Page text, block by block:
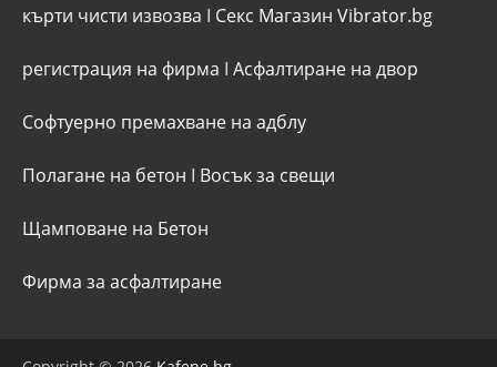
кърти чисти извозва I Секс Магазин Vibrator.bg
регистрация на фирма I Асфалтиране на двор
Софтуерно премахване на адблу
Полагане на бетон I Восък за свещи
Щамповане на Бетон
Фирма за асфалтиране